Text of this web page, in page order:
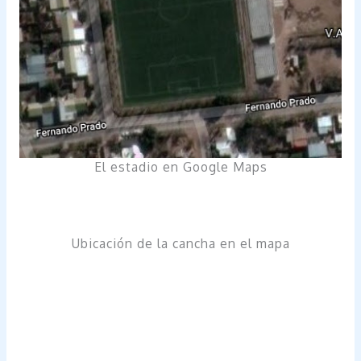
El estadio en Google Maps
Ubicación de la cancha en el mapa